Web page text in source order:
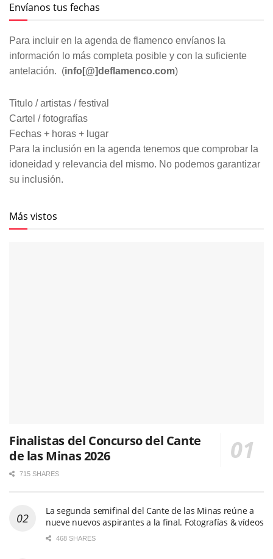
Envíanos tus fechas
Para incluir en la agenda de flamenco envíanos la
información lo más completa posible y con la suficiente
antelación. (info[@]deflamenco.com)
Titulo / artistas / festival
Cartel / fotografías
Fechas + horas + lugar
Para la inclusión en la agenda tenemos que comprobar la
idoneidad y relevancia del mismo. No podemos garantizar
su inclusión.
Más vistos
Finalistas del Concurso del Cante
de las Minas 2026
715 SHARES
La segunda semifinal del Cante de las Minas reúne a
nueve nuevos aspirantes a la final. Fotografías & vídeos
468 SHARES